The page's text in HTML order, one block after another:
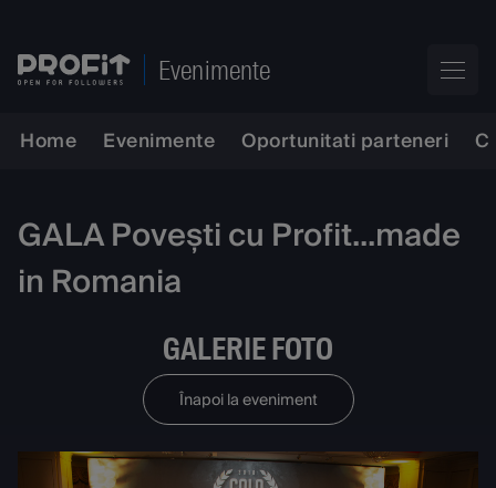
Evenimente
Home Evenimente Oportunitati parteneri
GALA Povești cu Profit...made
in Romania
GALERIE FOTO
Înapoi la eveniment